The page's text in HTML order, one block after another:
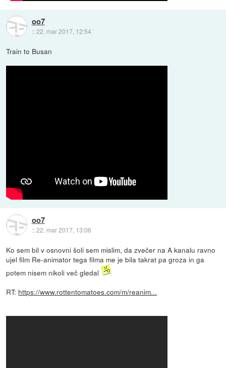
oo7
::22. mar 2017, 12:54
Train to Busan
oo7
::22. mar 2017, 13:06
Ko sem bil v osnovni šoli sem mislim, da zvečer na A kanalu ravno
ujel film Re-animator tega filma me je bila takrat pa groza in ga
potem nisem nikoli več gledal
RT: https://www.rottentomatoes.com/m/reanim...